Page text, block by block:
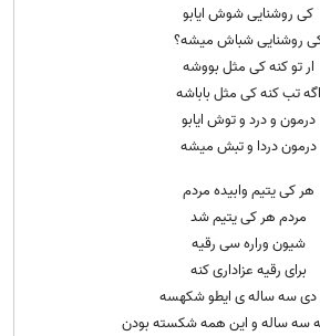
کی روشنایی شوش ایابو
روشنایی شباش میشه؟
ار تو کنه کی مثل بووشه
اگه تب کنه کی مثل باباشه
درمون و درد و توش ایابو
درمون دردا و تبش میشه
هر کی یتیم وابیده مردم
مردم هر کی یتیم شد
شیون وراره سی رقیه
برای رقیه عزاداری کنه
سه ساله ی ایطو شکهسه
سه ساله و این همه شکسته بودن